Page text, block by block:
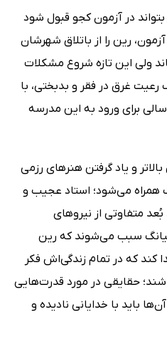
در آزمون کجو قبول شود
رین را از باتلاق شهرشان
ولی این تازه شروع مشکلات
رعیت غرق در فقر و بدبختی، با
برای ورود به این مدرسه
و یاد گرفتن هنرهای رزمی
همراه می‌شود؛ استاد عجیب و
متفاوتی از نیروهای
سبب می‌شوند که رین
کند که در تمام زندگی‌اش فکر
حقایقی در مورد قدرت‌هایی
باید با خدایانی نادیده و